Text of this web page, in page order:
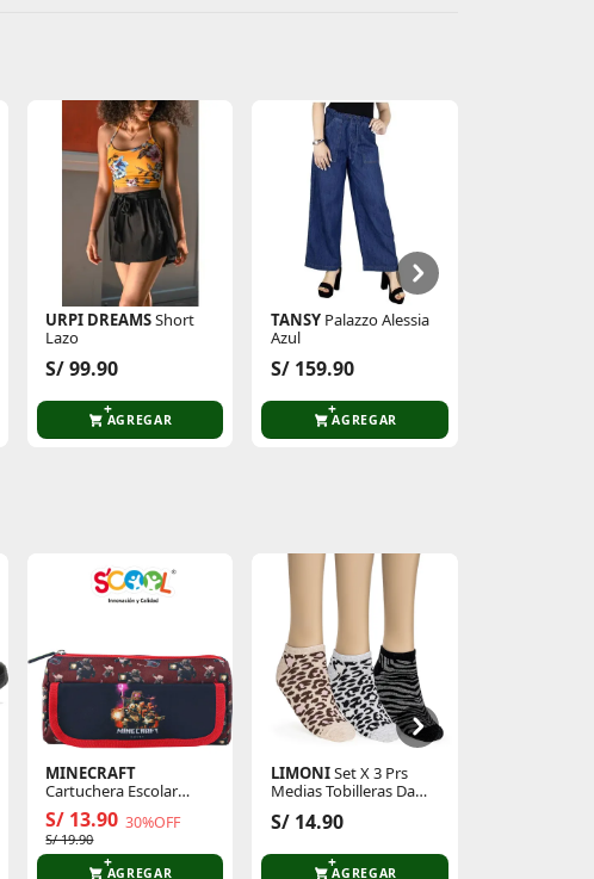
URPI DREAMSShort
Lazo
S/ 99.90
AGREGAR
TANSY Palazzo Alessia
Azul
S/ 159.90
AGREGAR
MINECRAFT
Cartuchera Escolar
Scool Niño Ranger
S/ 13.90 30%OFF
S/ 19.90
AGREGAR
LIMONISet X 3 Prs
Medias Tobilleras Dama
S/ 14.90
AGREGAR